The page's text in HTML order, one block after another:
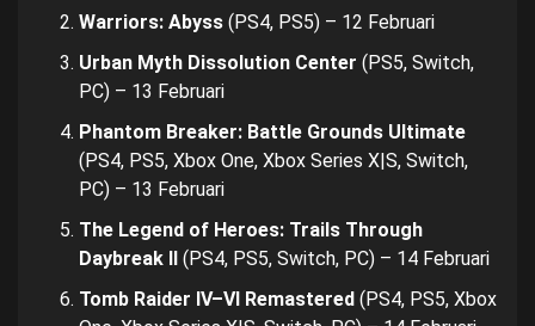
Warriors: Abyss (PS4, PS5) – 12 Februari
Urban Myth Dissolution Center (PS5, Switch,
PC) – 13 Februari
Phantom Breaker: Battle Grounds Ultimate
(PS4, PS5, Xbox One, Xbox Series X|S, Switch,
PC) – 13 Februari
The Legend of Heroes: Trails Through
Daybreak II (PS4, PS5, Switch, PC) – 14 Februari
Tomb Raider IV–VI Remastered (PS4, PS5, Xbox